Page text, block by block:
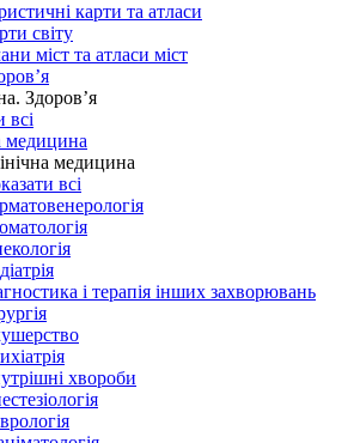
карти та атласи
світу
міст та атласи міст
Здоров’я
всі
медицина
медицина
всі
і терапія інших захворювань
хвороби